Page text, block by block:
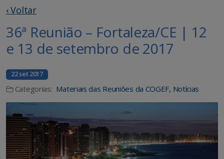
‹ Voltar
36ª Reunião – Fortaleza/CE | 12
e 13 de setembro de 2017
22 set 2017
Categorias: Materiais das Reuniões da COGEF, Notícias